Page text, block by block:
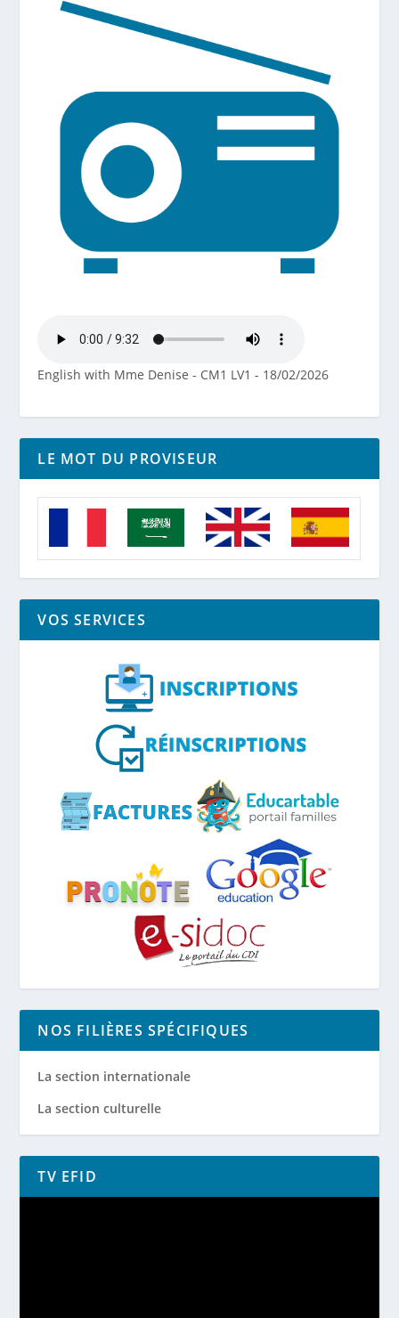
English with Mme Denise - CM1 LV1 - 18/02/2026
LE MOT DU PROVISEUR
VOS SERVICES
NOS FILIÈRES SPÉCIFIQUES
La section internationale
La section culturelle
TV EFID